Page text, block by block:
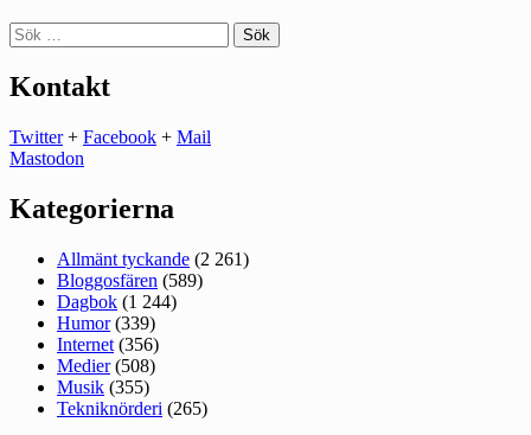
Sök
efter:
Kontakt
Twitter+ Facebook + Mail
Mastodon
Kategorierna
Allmänt tyckande (2 261)
Bloggosfären (589)
Dagbok (1 244)
Humor(339)
Internet (356)
Medier(508)
Musik (355)
Tekniknörderi (265)